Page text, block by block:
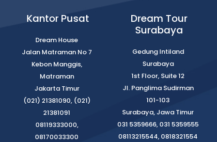
Kantor Pusat
Dream House
Jalan Matraman No 7
Kebon Manggis,
Matraman
Jakarta Timur
(021) 21381090, (021)
21381091
08119333000,
08170033300
Dream Tour
Surabaya
Gedung Intiland
Surabaya
1st Floor, Suite 12
Jl. Panglima Sudirman
101-103
Surabaya, Jawa Timur
031 5359666, 031 5359555
08113215544, 0818321554